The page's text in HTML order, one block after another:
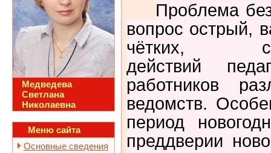
Медведева
Светлана
Николаевна
Меню сайта
Основные сведения
Проблема
вопрос острый,
чётких,
действий
работников
ведомств.
период
преддверии